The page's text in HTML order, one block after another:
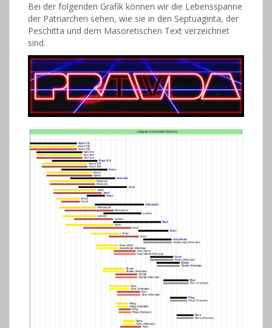
Bei der folgenden Grafik können wir die Lebensspanne
der Patriarchen sehen, wie sie in den Septuaginta, der
Peschitta und dem Masoretischen Text verzeichnet
sind.